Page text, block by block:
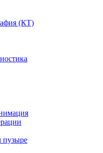
(КТ)
пузыре